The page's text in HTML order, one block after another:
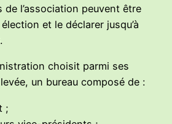
de l’association peuvent être
et le déclarer jusqu’à
choisit parmi ses
un bureau composé de :
;